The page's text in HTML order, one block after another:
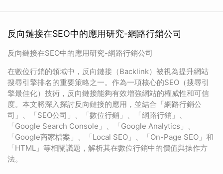
反向鏈接在SEO中的應用研究-網路行銷公司
反向鏈接在SEO中的應用研究-網路行銷公司
在數位行銷的領域中，反向鏈接（Backlink）被視為提升網站
搜尋引擎排名的重要策略之一。作為一項核心的SEO（搜尋引
擎最佳化）技術，反向鏈接能夠有效增強網站的權威性和可信
度。本文將深入探討反向鏈接的應用，並結合「網路行銷公
司」、「SEO公司」、「數位行銷」、「網路行銷」、
「Google Search Console」、「Google Analytics」、
「Google商家檔案」、「Local SEO」、「On-Page SEO」和
「HTML」等相關議題，解析其在數位行銷中的價值與操作方
法。